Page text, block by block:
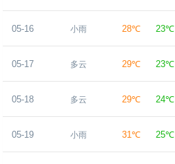
05-16 小雨 28℃ 23℃
05-17 多云 29℃ 23℃
05-18 多云 29℃ 24℃
05-19 小雨 31℃ 25℃